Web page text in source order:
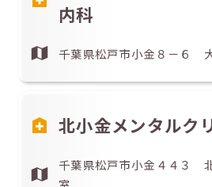
内科
千葉県松戸市小金８－６
北小金メンタルク
千葉県松戸市小金４４３